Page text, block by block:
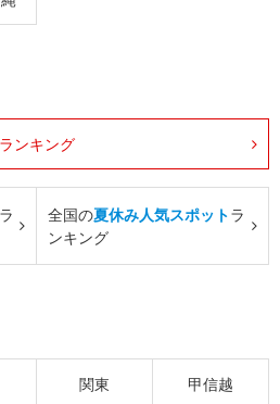
ランキング
ラ
全国の夏休み人気スポットラ
ンキング
関東 甲信越